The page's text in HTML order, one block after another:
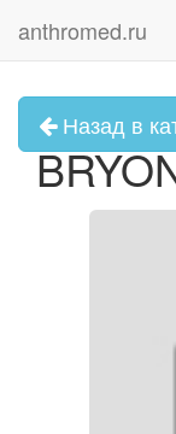
anthromed.ru
Назад в